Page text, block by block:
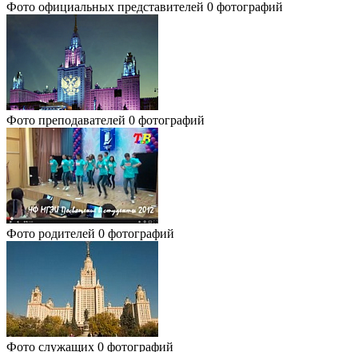
Фото официальных представителей 0 фотографий
Фото преподавателей 0 фотографий
Фото родителей 0 фотографий
Фото служащих 0 фотографий